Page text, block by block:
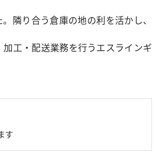
隣り合う倉庫の地の利を活かし、
工・配送業務を行うエスラインギ
す